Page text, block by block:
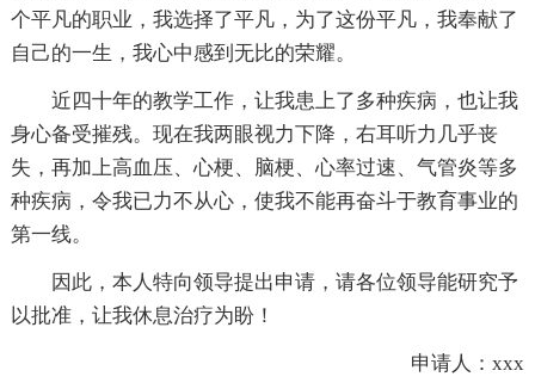
个平凡的职业，我选择了平凡，为了这份平凡，我奉献了
自己的一生，我心中感到无比的荣耀。
近四十年的教学工作，让我患上了多种疾病，也让我
身心备受摧残。现在我两眼视力下降，右耳听力几乎丧
失，再加上高血压、心梗、脑梗、心率过速、气管炎等多
种疾病，令我已力不从心，使我不能再奋斗于教育事业的
第一线。
因此，本人特向领导提出申请，请各位领导能研究予
以批准，让我休息治疗为盼！
申请人：xxx